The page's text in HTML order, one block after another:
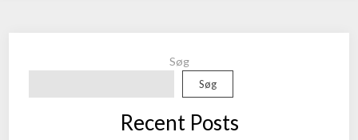
Søg
Søg
Recent Posts